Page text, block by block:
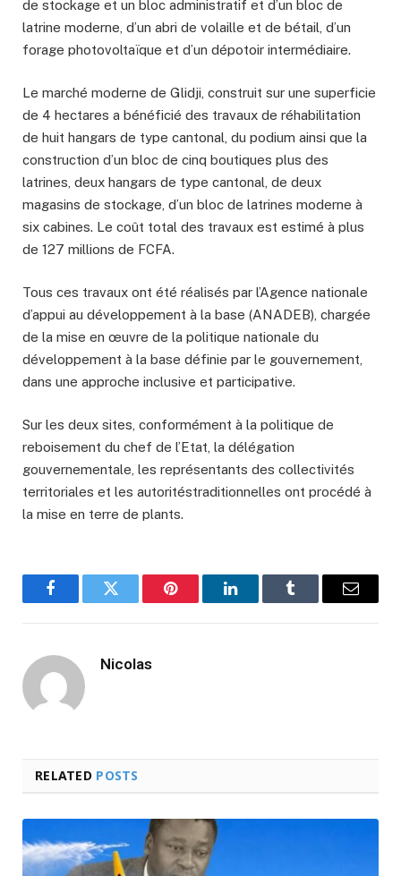
de stockage et un bloc administratif et d’un bloc de
latrine moderne, d’un abri de volaille et de bétail, d’un
forage photovoltaïque et d’un dépotoir intermédiaire.
Le marché moderne de Glidji, construit sur une superficie
de 4 hectares a bénéficié des travaux de réhabilitation
de huit hangars de type cantonal, du podium ainsi que la
construction d’un bloc de cinq boutiques plus des
latrines, deux hangars de type cantonal, de deux
magasins de stockage, d’un bloc de latrines moderne à
six cabines. Le coût total des travaux est estimé à plus
de 127 millions de FCFA.
Tous ces travaux ont été réalisés par l’Agence nationale
d’appui au développement à la base (ANADEB), chargée
de la mise en œuvre de la politique nationale du
développement à la base définie par le gouvernement,
dans une approche inclusive et participative.
Sur les deux sites, conformément à la politique de
reboisement du chef de l’Etat, la délégation
gouvernementale, les représentants des collectivités
territoriales et les autoritéstraditionnelles ont procédé à
la mise en terre de plants.
FacebookTwitter Pinterest LinkedInTumblr Email
Nicolas
RELATED POSTS